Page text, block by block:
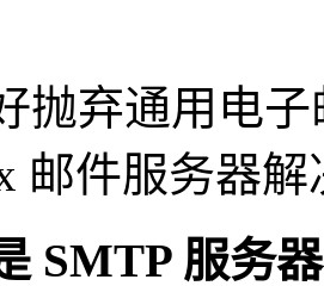
弃通用电子
邮件服务器
SMTP 服务